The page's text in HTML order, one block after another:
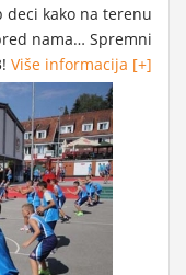
kako na terenu
nama… Spremni
Više informacija [+]